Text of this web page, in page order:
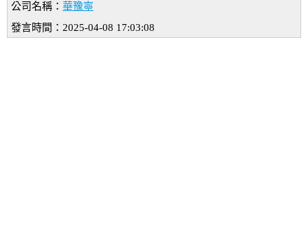
公司名稱： 華豫寧
發言時間：2025-04-08 17:03:08